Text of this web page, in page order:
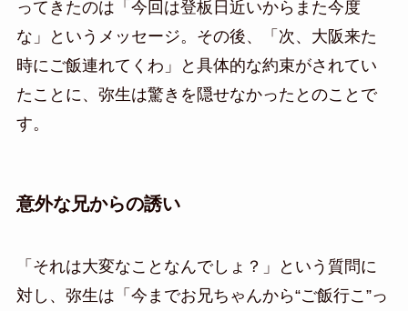
ってきたのは「今回は登板日近いからまた今度
な」というメッセージ。その後、「次、大阪来た
時にご飯連れてくわ」と具体的な約束がされてい
たことに、弥生は驚きを隠せなかったとのことで
す。
意外な兄からの誘い
「それは大変なことなんでしょ？」という質問に
対し、弥生は「今までお兄ちゃんから“ご飯行こ”っ